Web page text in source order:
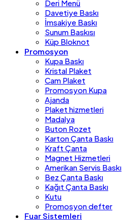
Deri Menü
Davetiye Baskı
İmsakiye Baskı
Sunum Baskısı
Küp Bloknot
Promosyon
Kupa Baskı
Kristal Plaket
Cam Plaket
Promosyon Kupa
Ajanda
Plaket hizmetleri
Madalya
Buton Rozet
Karton Çanta Baskı
Kraft Çanta
Magnet Hizmetleri
Amerikan Servis Baskı
Bez Çanta Baskı
Kağıt Çanta Baskı
Kutu
Promosyon defter
Fuar Sistemleri